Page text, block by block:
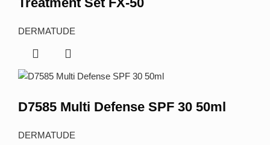
DERMATUDE
D7585 Multi Defense SPF 30 50ml
DERMATUDE